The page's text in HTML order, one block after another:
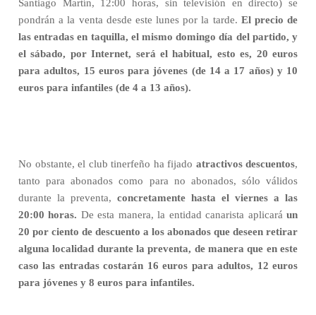
Santiago Martín, 12:00 horas, sin televisión en directo) se
pondrán a la venta desde este lunes por la tarde. El precio de
las entradas en taquilla, el mismo domingo día del partido, y
el sábado, por Internet, será el habitual, esto es, 20 euros
para adultos, 15 euros para jóvenes (de 14 a 17 años) y 10
euros para infantiles (de 4 a 13 años).
No obstante, el club tinerfeño ha fijado atractivos descuentos,
tanto para abonados como para no abonados, sólo válidos
durante la preventa, concretamente hasta el viernes a las
20:00 horas. De esta manera, la entidad canarista aplicaráun
20 por ciento de descuento a los abonados que deseen retirar
alguna localidad durante la preventa, de manera que en este
caso las entradas costarán 16 euros para adultos, 12 euros
para jóvenes y 8 euros para infantiles.